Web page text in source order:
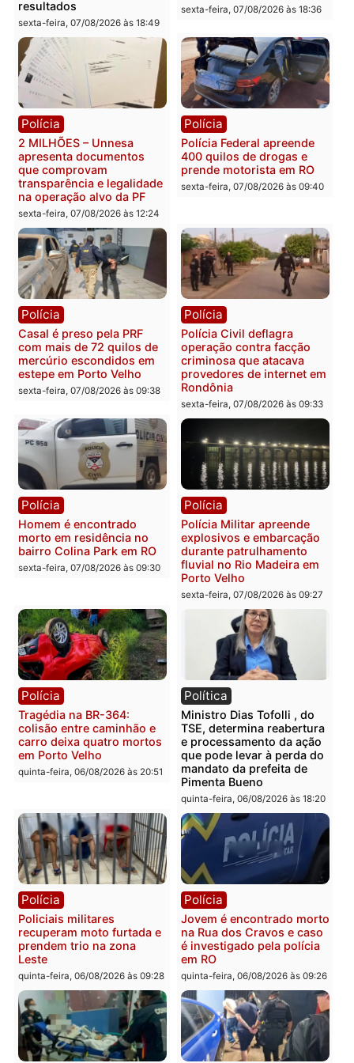
Política
Marcos Rogério apresenta
Plano de Governo com
228 projetos, metas
públicas e
acompanhamento de
resultados
sexta-feira, 07/08/2026 às 18:49
Política
Eleições 2026: Pastor
Evanildo pode ser o
primeiro pastor de
Rondônia na Câmara
Federal
sexta-feira, 07/08/2026 às
Polícia
2 MILHÕES – Unnesa
apresenta documentos
que comprovam
transparência e legalidade
na operação alvo da PF
sexta-feira, 07/08/2026 às 12:24
Polícia
Polícia Federal apreende
400 quilos de drogas e
prende motorista em RO
sexta-feira, 07/08/2026 às
Polícia
Casal é preso pela PRF
com mais de 72 quilos de
mercúrio escondidos em
estepe em Porto Velho
Polícia
Polícia Civil deflagra
operação contra facção
criminosa que atacava
provedores de internet
Rondônia
sexta-feira, 07/08/2026 às
Polícia
Homem é encontrado
morto em residência no
bairro Colina Park em RO
Polícia
Polícia Militar apreende
explosivos e
durante patrulhamento
fluvial no Rio Madeira em
Porto Velho
sexta-feira, 07/08/2026 às
Polícia
Tragédia na BR-364:
colisão entre caminhão e
carro deixa quatro mortos
em Porto Velho
quinta-feira, 06/08/2026 às 20:51
Política
Ministro Dias Tofolli , do
TSE, determina
e processamento da
que pode levar à perda
mandato da prefeita de
Pimenta Bueno
quinta-feira, 06/08/2026 às